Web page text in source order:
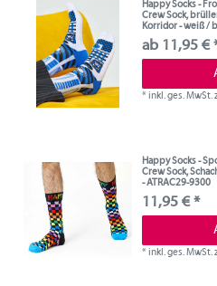
Happy Socks -
Crew Sock,
Korridor - weiß /
ab 11,95 €
*inkl. ges. MwSt.
Happy Socks -
Crew Sock,
- ATRAC29-9300
11,95 € *
*inkl. ges. MwSt.